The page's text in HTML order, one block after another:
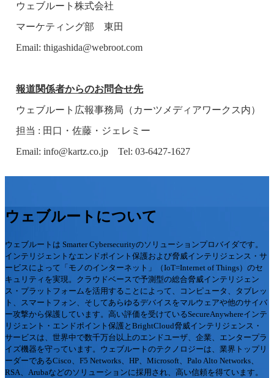
ウェブルート株式会社
マーケティング部 東田
Email: thigashida@webroot.com
報道関係者からのお問合せ先
ウェブルート広報事務局（カーツメディアワークス内）
担当 : 田口・佐藤・ジェレミー
Email: info@kartz.co.jp Tel: 03-6427-1627
ウェブルートについて
ウェブルートは Smarter Cybersecurityのソリューションプロバイダです。
インテリジェントなエンドポイント保護および脅威インテリジェンス・サ
ービスによって「モノのインターネット」（IoT=Internet of Things）のセ
キュリティを実現。クラウドベースで予測型の総合脅威インテリジェン
ス・プラットフォームを活用することによって、コンピュータ、タブレッ
ト、スマートフォン、そしてあらゆるデバイスをマルウェアや他のサイバ
ー攻撃から保護しています。高い評価を受けているSecureAnywhereインテ
リジェント・エンドポイント保護とBrightCloud脅威インテリジェンス・
サービスは、世界中で数千万台以上のエンドユーザ、企業、エンタープラ
イズ機器を守っています。ウェブルートのテクノロジーは、業界トップリ
ーダーであるCisco、F5 Networks、HP、Microsoft、Palo Alto Networks、
RSA、Arubaなどのソリューションに採用され、高い信頼を得ています。